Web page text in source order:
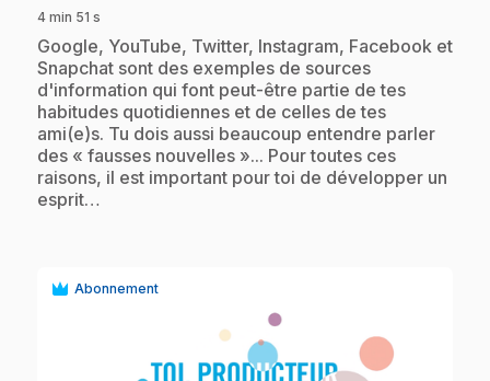
4 min 51 s
.Google, YouTube, Twitter, Instagram, Facebook et
Snapchat sont des exemples de sources
d'information qui font peut-être partie de tes
habitudes quotidiennes et de celles de tes
ami(e)s. Tu dois aussi beaucoup entendre parler
des « fausses nouvelles »... Pour toutes ces
raisons, il est important pour toi de développer un
esprit…
Abonnement